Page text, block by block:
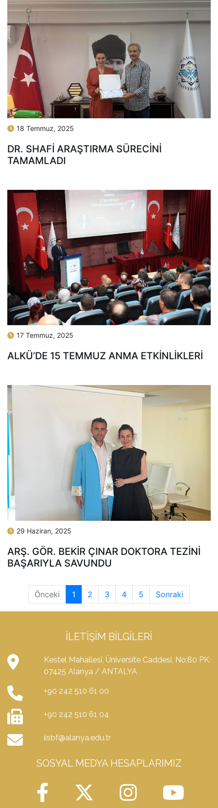
18 Temmuz, 2025
DR. SHAFI ARAŞTIRMA SÜRECINI
TAMAMLADI
17 Temmuz, 2025
ALKÜ’DE 15 TEMMUZ ANMA ETKINLIKLERI
29 Haziran, 2025
ARŞ. GÖR. BEKİR ÇINAR DOKTORA TEZİNİ
BAŞARIYLA SAVUNDU
Önceki 1 2 3 4 5 Sonraki
İLETIŞIM BILGILERI
Kestel Mahallesi, Üniversite Caddesi, No:80 PK:
07425 Alanya / ANTALYA
+90 242 510 61 00
+90 242 510 61 04
iisbf@alanya.edu.tr
SOSYAL MEDYA HESAPLARIMIZ